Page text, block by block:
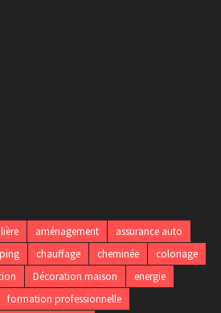
aménagement
assurance auto
chauffage cheminée
coloriage
Décoration maison
energie
formation professionnelle